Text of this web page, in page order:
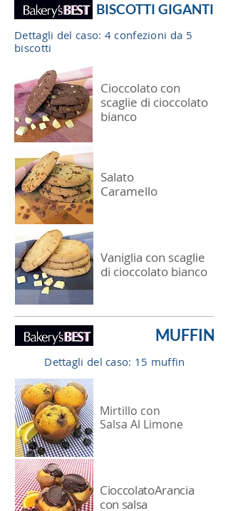
BISCOTTI GIGANTI
Dettagli del caso: 4 confezioni da 5
biscotti
Cioccolato con
scaglie di cioccolato
bianco
Salato
Caramello
Vaniglia con scaglie
di cioccolato bianco
MUFFIN
Dettagli del caso: 15 muffin
Mirtillo con
Salsa Al Limone
CioccolatoArancia
con salsa